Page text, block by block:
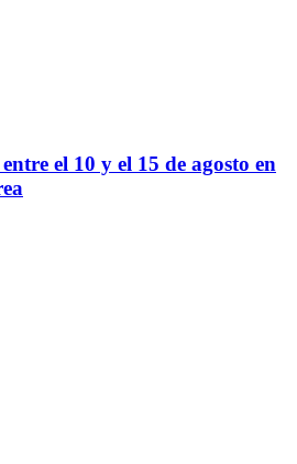
el 10 y el 15 de agosto en